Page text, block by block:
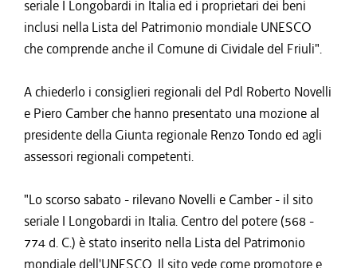
seriale I Longobardi in Italia ed i proprietari dei beni
inclusi nella Lista del Patrimonio mondiale UNESCO
che comprende anche il Comune di Cividale del Friuli".
A chiederlo i consiglieri regionali del Pdl Roberto Novelli
e Piero Camber che hanno presentato una mozione al
presidente della Giunta regionale Renzo Tondo ed agli
assessori regionali competenti.
"Lo scorso sabato - rilevano Novelli e Camber - il sito
seriale I Longobardi in Italia. Centro del potere (568 -
774 d. C.) è stato inserito nella Lista del Patrimonio
mondiale dell'UNESCO. Il sito vede come promotore e